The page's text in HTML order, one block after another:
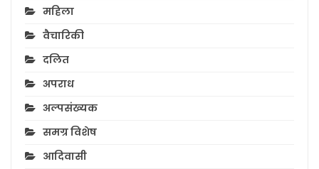
महिला
वैचारिकी
दलित
अपराध
अल्पसंख्यक
समग्र विशेष
आदिवासी